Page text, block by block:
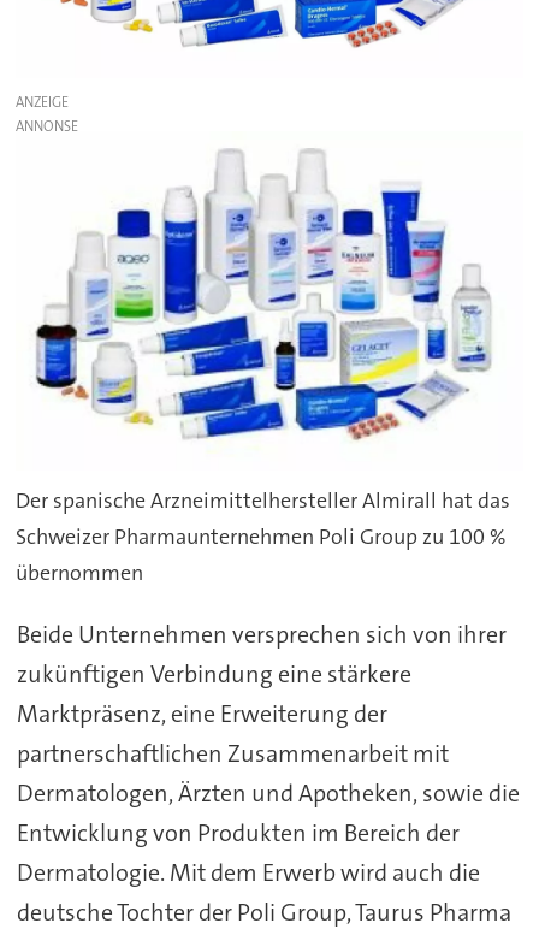
ANZEIGE
Der spanische Arzneimittelhersteller Almirall hat das
Schweizer Pharmaunternehmen Poli Group zu 100 %
übernommen
Beide Unternehmen versprechen sich von ihrer
zukünftigen Verbindung eine stärkere
Marktpräsenz, eine Erweiterung der
partnerschaftlichen Zusammenarbeit mit
Dermatologen, Ärzten und Apotheken, sowie die
Entwicklung von Produkten im Bereich der
Dermatologie. Mit dem Erwerb wird auch die
deutsche Tochter der Poli Group, Taurus Pharma